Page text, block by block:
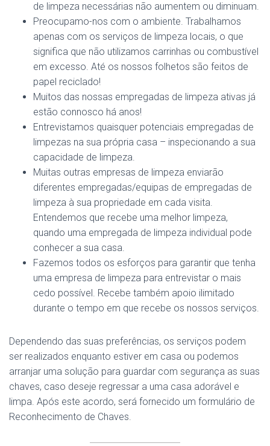
de limpeza necessárias não aumentem ou diminuam.
Preocupamo-nos com o ambiente. Trabalhamos
apenas com os serviços de limpeza locais, o que
significa que não utilizamos carrinhas ou combustível
em excesso. Até os nossos folhetos são feitos de
papel reciclado!
Muitos das nossas empregadas de limpeza ativas já
estão connosco há anos!
Entrevistamos quaisquer potenciais empregadas de
limpezas na sua própria casa – inspecionando a sua
capacidade de limpeza.
Muitas outras empresas de limpeza enviarão
diferentes empregadas/equipas de empregadas de
limpeza à sua propriedade em cada visita.
Entendemos que recebe uma melhor limpeza,
quando uma empregada de limpeza individual pode
conhecer a sua casa.
Fazemos todos os esforços para garantir que tenha
uma empresa de limpeza para entrevistar o mais
cedo possível. Recebe também apoio ilimitado
durante o tempo em que recebe os nossos serviços.
Dependendo das suas preferências, os serviços podem
ser realizados enquanto estiver em casa ou podemos
arranjar uma solução para guardar com segurança as suas
chaves, caso deseje regressar a uma casa adorável e
limpa. Após este acordo, será fornecido um formulário de
Reconhecimento de Chaves.